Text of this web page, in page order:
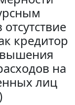
кредитор
на
лиц